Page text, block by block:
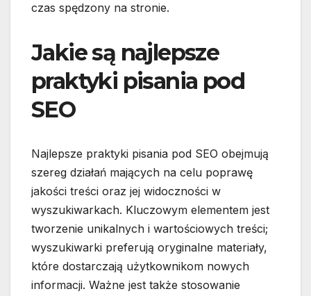
czas spędzony na stronie.
Jakie są najlepsze
praktyki pisania pod
SEO
Najlepsze praktyki pisania pod SEO obejmują
szereg działań mających na celu poprawę
jakości treści oraz jej widoczności w
wyszukiwarkach. Kluczowym elementem jest
tworzenie unikalnych i wartościowych treści;
wyszukiwarki preferują oryginalne materiały,
które dostarczają użytkownikom nowych
informacji. Ważne jest także stosowanie